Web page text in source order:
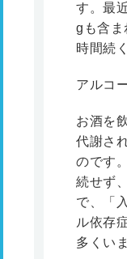
す。最
gも含ま
時間続
アルコ
お酒を
代謝さ
のです
続せず
で、「
ル依存
多くい